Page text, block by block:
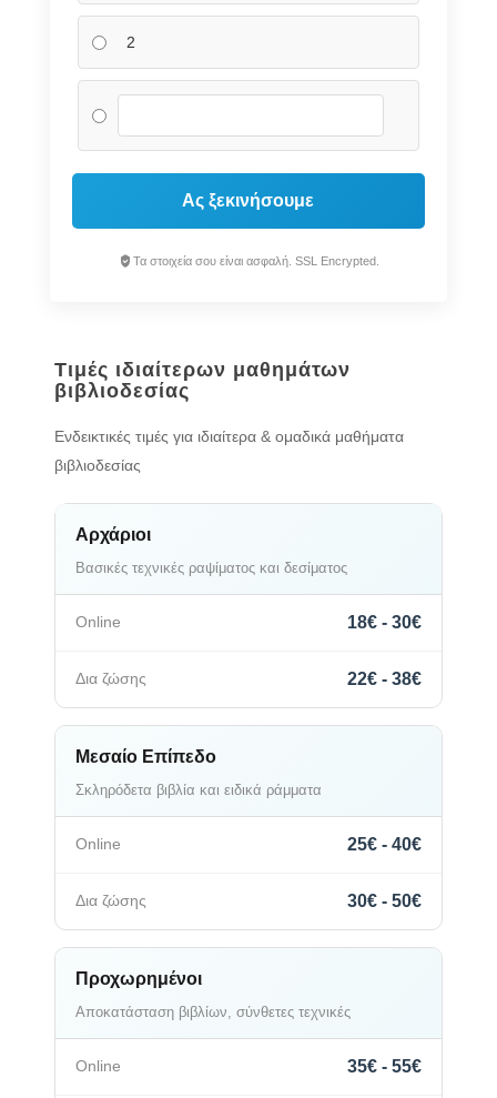
2
Ας ξεκινήσουμε
Τα στοιχεία σου είναι ασφαλή. SSL Encrypted.
Τιμές ιδιαίτερων μαθημάτων
βιβλιοδεσίας
Ενδεικτικές τιμές για ιδιαίτερα & ομαδικά μαθήματα
βιβλιοδεσίας
Αρχάριοι
Βασικές τεχνικές ραψίματος και δεσίματος
18€ - 30€
22€ - 38€
Μεσαίο Επίπεδο
Σκληρόδετα βιβλία και ειδικά ράμματα
25€ - 40€
30€ - 50€
Προχωρημένοι
Αποκατάσταση βιβλίων, σύνθετες τεχνικές
35€ - 55€